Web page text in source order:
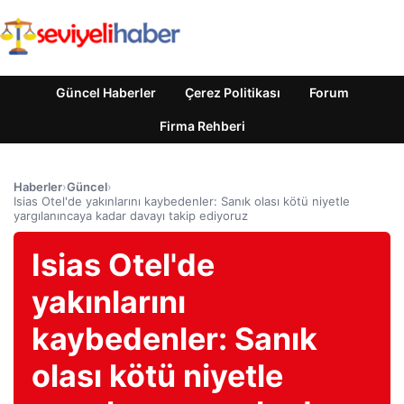
Güncel Haberler Çerez Politikası Forum
Firma Rehberi
Haberler›Güncel›
Isias Otel'de yakınlarını kaybedenler: Sanık olası kötü niyetle
yargılanıncaya kadar davayı takip ediyoruz
Isias Otel'de
yakınlarını
kaybedenler: Sanık
olası kötü niyetle